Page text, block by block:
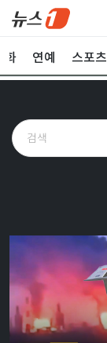
화 연예 스포츠